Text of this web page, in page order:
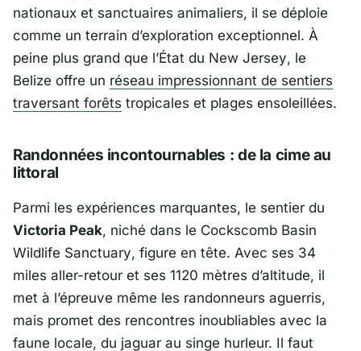
nationaux et sanctuaires animaliers, il se déploie
comme un terrain d’exploration exceptionnel. À
peine plus grand que l’État du New Jersey, le
Belize offre un réseau impressionnant de sentiers
traversant forêts tropicales et plages ensoleillées.
Randonnées incontournables : de la cime au
littoral
Parmi les expériences marquantes, le sentier du
Victoria Peak, niché dans le Cockscomb Basin
Wildlife Sanctuary, figure en tête. Avec ses 34
miles aller-retour et ses 1120 mètres d’altitude, il
met à l’épreuve même les randonneurs aguerris,
mais promet des rencontres inoubliables avec la
faune locale, du jaguar au singe hurleur. Il faut